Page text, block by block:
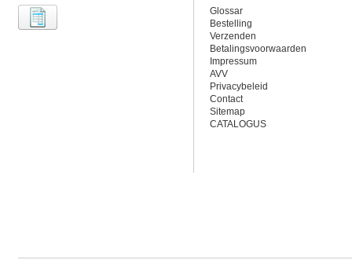
Glossar
Bestelling
Verzenden
Betalingsvoorwaarden
Impressum
AVV
Privacybeleid
Contact
Sitemap
CATALOGUS